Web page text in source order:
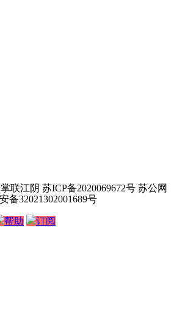
联江阴 苏ICP备2020069672号 苏公网
安备32021302001689号
帮助 订阅